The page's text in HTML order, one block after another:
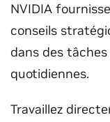
NVIDIA
conseils
dans des
quotidiennes.
Travaillez